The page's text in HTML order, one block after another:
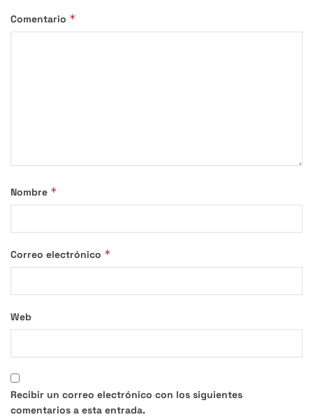
Comentario *
Nombre *
Correo electrónico *
Web
Recibir un correo electrónico con los siguientes
comentarios a esta entrada.